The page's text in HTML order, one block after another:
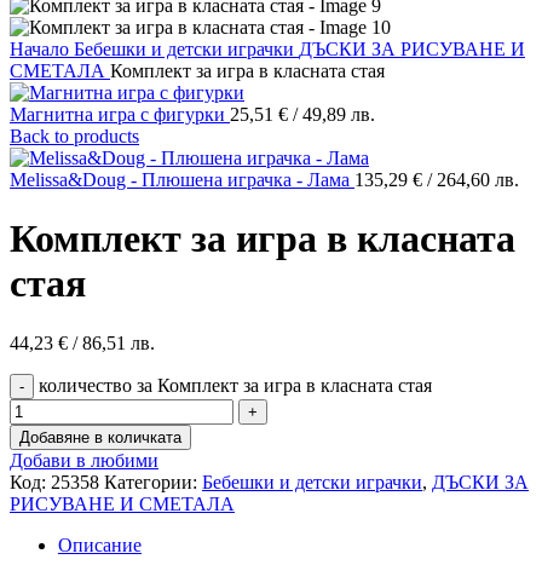
Начало Бебешки и детски играчки ДЪСКИ ЗА РИСУВАНЕ И
СМЕТАЛА Комплект за игра в класната стая
Магнитна игра с фигурки 25,51 € / 49,89 лв.
Back to products
Melissa&Doug - Плюшена играчка - Лама 135,29 € / 264,60 лв.
Комплект за игра в класната
стая
44,23 € / 86,51 лв.
количество за Комплект за игра в класната стая
Добавяне в количката
Добави в любими
Код: 25358 Категории: Бебешки и детски играчки, ДЪСКИ ЗА
РИСУВАНЕ И СМЕТАЛА
Описание